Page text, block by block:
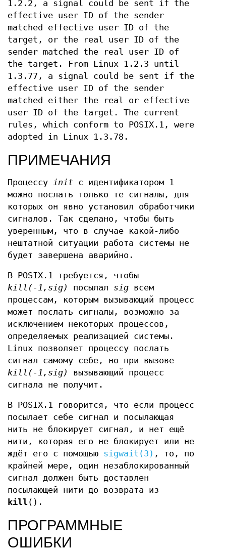
1.2.2, a signal could be sent if the
effective user ID of the sender
matched effective user ID of the
target, or the real user ID of the
sender matched the real user ID of
the target. From Linux 1.2.3 until
1.3.77, a signal could be sent if the
effective user ID of the sender
matched either the real or effective
user ID of the target. The current
rules, which conform to POSIX.1, were
adopted in Linux 1.3.78.
ПРИМЕЧАНИЯ
Процессу init с идентификатором 1
можно послать только те сигналы, для
которых он явно установил обработчики
сигналов. Так сделано, чтобы быть
уверенным, что в случае какой-либо
нештатной ситуации работа системы не
будет завершена аварийно.
В POSIX.1 требуется, чтобы
kill(-1,sig)
посылал sig всем
процессам, которым вызывающий процесс
может послать сигналы, возможно за
исключением некоторых процессов,
определяемых реализацией системы.
Linux позволяет процессу послать
сигнал самому себе, но при вызове
kill(-1,sig)
вызывающий процесс
сигнала не получит.
В POSIX.1 говорится, что если процесс
посылает себе сигнал и посылающая
нить не блокирует сигнал, и нет ещё
нити, которая его не блокирует или не
ждёт его с помощью sigwait(3) , то, по
крайней мере, один незаблокированный
сигнал должен быть доставлен
посылающей нити до возврата из
kill ().
ПРОГРАММНЫЕ
ОШИБКИ